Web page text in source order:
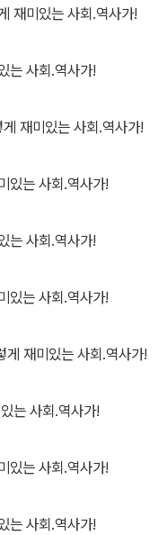
재미있는 사회.역사가!
는 사회.역사가!
재미있는 사회.역사가!
있는 사회.역사가!
는 사회.역사가!
있는 사회.역사가!
재미있는 사회.역사가!
는 사회.역사가!
있는 사회.역사가!
는 사회.역사가!